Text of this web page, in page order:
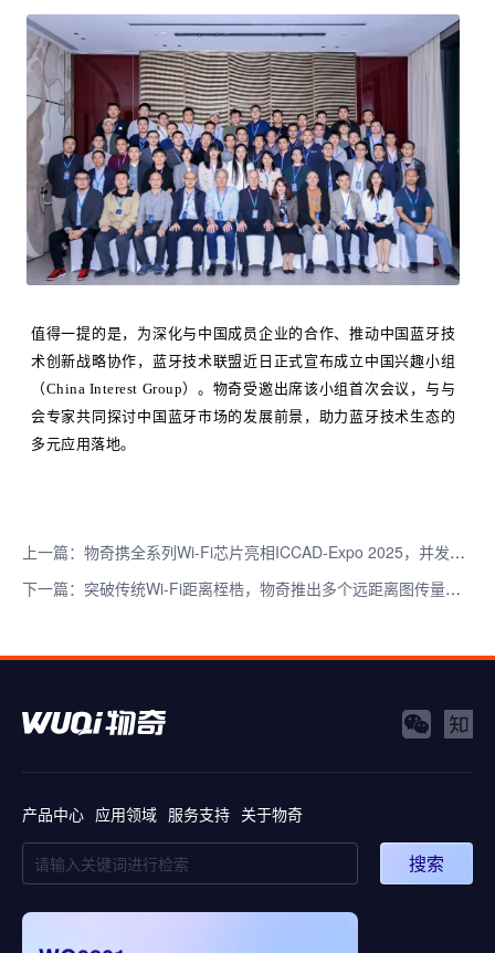
值得一提的是，为深化与中国成员企业的合作、推动中国蓝牙技
术创新战略协作，蓝牙技术联盟近日正式宣布成立中国兴趣小组
（China Interest Group）。物奇受邀出席该小组首次会议，与与
会专家共同探讨中国蓝牙市场的发展前景，助力蓝牙技术生态的
多元应用落地。
上一篇：物奇携全系列Wi-Fi芯片亮相ICCAD-Expo 2025，并发表专题演讲
下一篇：突破传统Wi-Fi距离桎梏，物奇推出多个远距离图传量产方案
产品中心 应用领域 服务支持 关于物奇
搜索